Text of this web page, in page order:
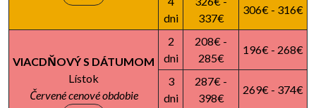
dni
337€
306€ - 316€
VIACDŇOVÝ S DÁTUMOM
Lístok
Červené cenové obdobie
2
dni
208€ -
285€
196€ - 268€
3
dni
287€ -
398€
269€ - 374€